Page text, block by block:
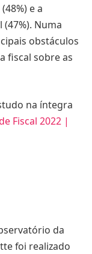
e a
Numa
obstáculos
fiscal sobre as
na íntegra
Fiscal 2022 |
da
foi realizado